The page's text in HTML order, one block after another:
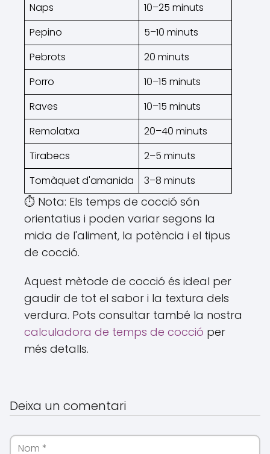
Naps
10–25 minuts
Pepino
5–10 minuts
Pebrots
20 minuts
Porro
10–15 minuts
Raves
10–15 minuts
Remolatxa
20–40 minuts
Tirabecs
2–5 minuts
Tomàquet d'amanida
3–8 minuts
⏱️ Nota: Els temps de cocció són
orientatius i poden variar segons la
mida de l'aliment, la potència i el tipus
de cocció.
Aquest mètode de cocció és ideal per
gaudir de tot el sabor i la textura dels
verdura. Pots consultar també la nostra
calculadora de temps de cocció per
més detalls.
Deixa un comentari